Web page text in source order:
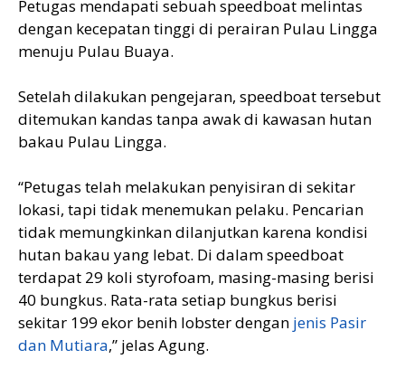
Petugas mendapati sebuah speedboat melintas
dengan kecepatan tinggi di perairan Pulau Lingga
menuju Pulau Buaya.
Setelah dilakukan pengejaran, speedboat tersebut
ditemukan kandas tanpa awak di kawasan hutan
bakau Pulau Lingga.
“Petugas telah melakukan penyisiran di sekitar
lokasi, tapi tidak menemukan pelaku. Pencarian
tidak memungkinkan dilanjutkan karena kondisi
hutan bakau yang lebat. Di dalam speedboat
terdapat 29 koli styrofoam, masing-masing berisi
40 bungkus. Rata-rata setiap bungkus berisi
sekitar 199 ekor benih lobster dengan jenis Pasir
dan Mutiara,” jelas Agung.